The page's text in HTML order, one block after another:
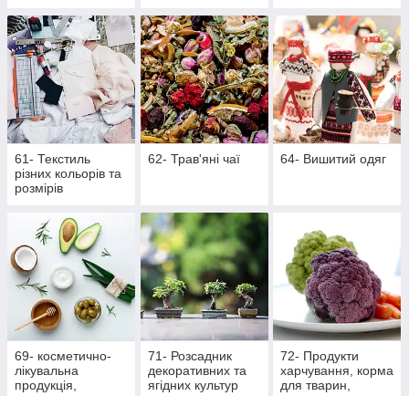
61- Текстиль
різних кольорів та
розмірів
62- Трав'яні чаї 64- Вишитий одяг
69- косметично-
лікувальна
продукція,
71- Розсадник
декоративних та
ягідних культур
72- Продукти
харчування, корма
для тварин,